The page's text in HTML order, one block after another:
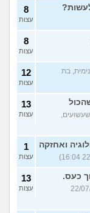
8
עצות
8
עצות
בת
12
עצות
13
עצות
ואחזקה
1
עצות
כעס.
בן 40, כתב ב-22/07/26
13
עצות